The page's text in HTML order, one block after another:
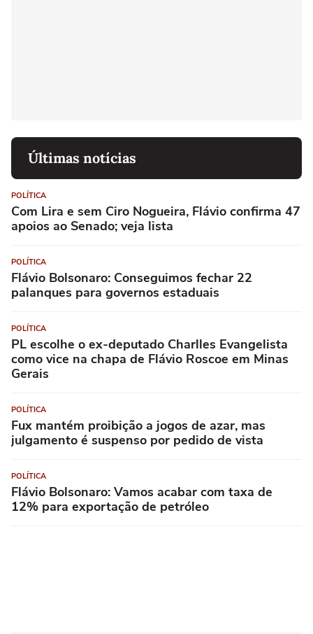
Últimas notícias
POLÍTICA
Com Lira e sem Ciro Nogueira, Flávio confirma 47
apoios ao Senado; veja lista
POLÍTICA
Flávio Bolsonaro: Conseguimos fechar 22
palanques para governos estaduais
POLÍTICA
PL escolhe o ex-deputado Charlles Evangelista
como vice na chapa de Flávio Roscoe em Minas
Gerais
POLÍTICA
Fux mantém proibição a jogos de azar, mas
julgamento é suspenso por pedido de vista
POLÍTICA
Flávio Bolsonaro: Vamos acabar com taxa de
12% para exportação de petróleo